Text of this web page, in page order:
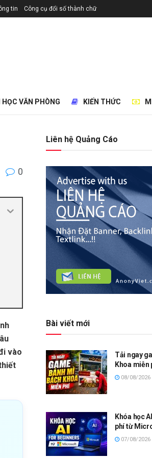
tin Công cụ đổi số thành chữ
HỌC VĂN PHÒNG KIẾN THỨC
0
vào
Liên hệ Quảng Cáo
Bài viết mới
Tải ngay
Khoa miễn
08/08/2026
Khóa học
phí từ
07/08/2026